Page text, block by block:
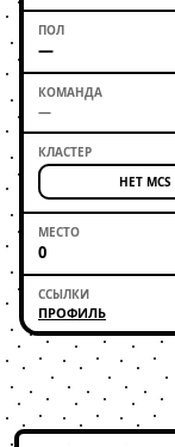
—
—
НЕТ MCS
0
ПРОФИЛЬ